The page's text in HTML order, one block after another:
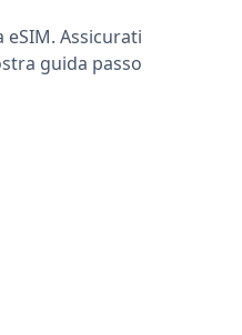
Assicurati
guida passo